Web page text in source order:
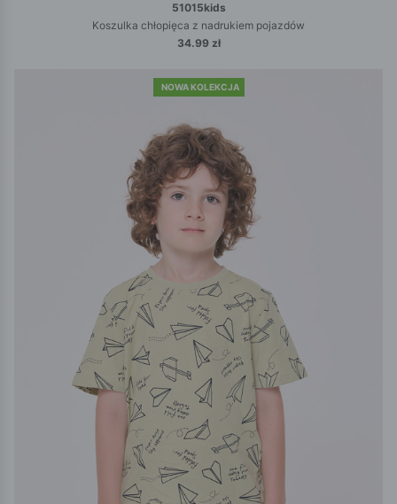
51015kids
Koszulka chłopięca z nadrukiem pojazdów
34.99 zł
NOWA KOLEKCJA